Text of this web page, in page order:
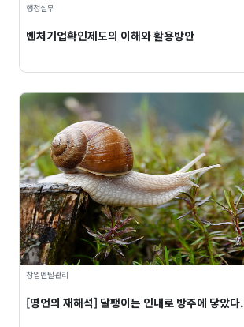
행정실무
벤처기업확인제도의 이해와 활용방안
창업멘탈관리
[명언의 재해석] 달팽이는 인내로 방주에 닿았다.